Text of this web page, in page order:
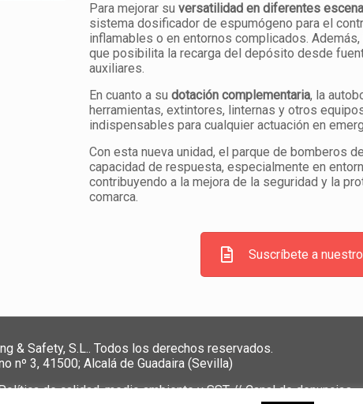
Para mejorar su versatilidad en diferentes
sistema dosificador de espumógeno para el
inflamables o en entornos complicados.
que posibilita la recarga del depósito desde
auxiliares.
En cuanto a su dotación complementaria, la
herramientas, extintores, linternas y otros
indispensables para cualquier actuación en
Con esta nueva unidad, el parque de bomberos
capacidad de respuesta, especialmente en
contribuyendo a la mejora de la seguridad y la
comarca.
Suscríbete a
& Safety, S.L.. Todos los derechos reservados.
nº 3, 41500; Alcalá de Guadaira (Sevilla)
de calidad, medio ambiente y SST//Canal de denuncias